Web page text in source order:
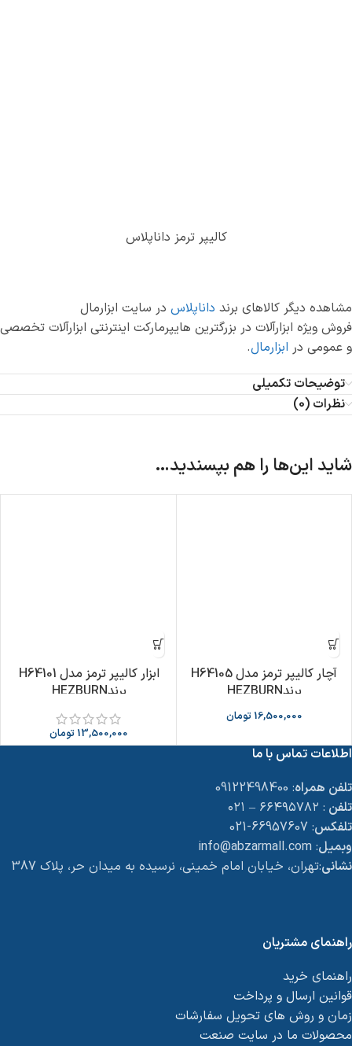
کالیپر ترمز داناپلاس
مشاهده دیگر کالاهای برند داناپلاس در سایت ابزارمال
فروش ویژه ابزارآلات در بزرگترین هایپرمارکت اینترنتی ابزارآلات تخصصی
و عمومی در ابزارمال.
توضیحات تکمیلی
نظرات (0)
شاید این‌ها را هم بپسندید…
آچار کالیپر ترمز مدل H64105
برندHEZBURN
16,500,000 تومان
ابزار کالیپر ترمز مدل H64101
برندHEZBURN
13,500,000 تومان
اطلاعات تماس با ما
تلفن همراه: 09122498400
تلفن : ۶۶۴۹۵۷۸۲ – ۰۲۱
تلفکس: 66957607-021
وبمیل: info@abzarmall.com
نشانی:تهران، خیابان امام خمینی، نرسیده به میدان حر، پلاک 387
راهنمای مشتریان
راهنمای خرید
قوانین ارسال و پرداخت
زمان و روش های تحویل سفارشات
محصولات ما در سایت صنعت